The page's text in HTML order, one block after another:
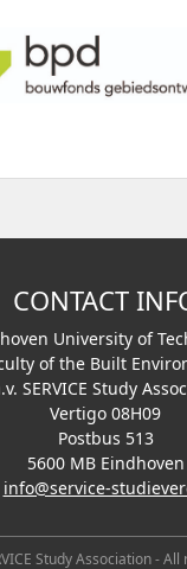
CONTACT
University of
of the Built
SERVICE Study
Vertigo 08H09
Postbus 513
5600 MB Eindhoven
info@service-
Study Association -